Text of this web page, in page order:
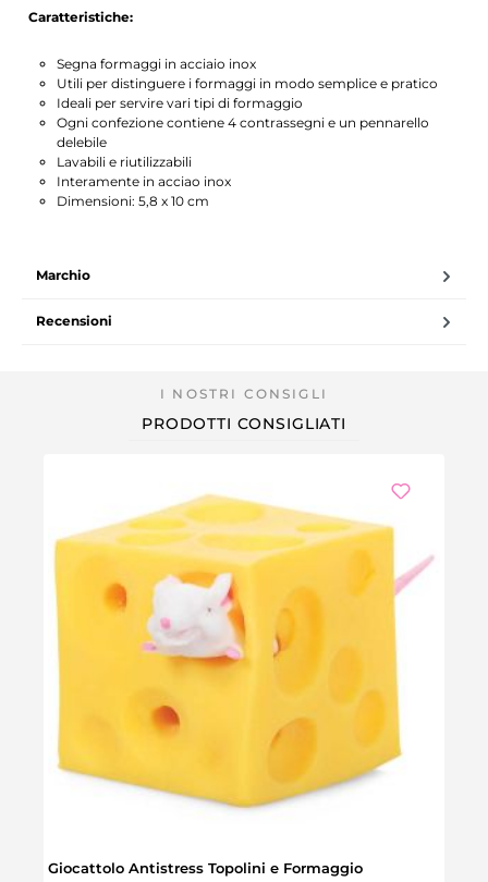
Caratteristiche:
Segna formaggi in acciaio inox
Utili per distinguere i formaggi in modo semplice e pratico
Ideali per servire vari tipi di formaggio
Ogni confezione contiene 4 contrassegni e un pennarello
delebile
Lavabili e riutilizzabili
Interamente in acciao inox
Dimensioni: 5,8 x 10 cm
Marchio
Recensioni
PRODOTTI CONSIGLIATI
Giocattolo Antistress Topolini e Formaggio